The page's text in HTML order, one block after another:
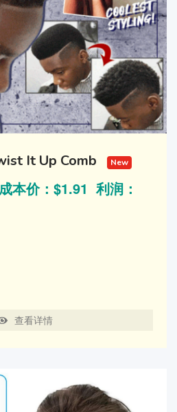
It Up Comb New
本价：$1.91 利润：
查看详情